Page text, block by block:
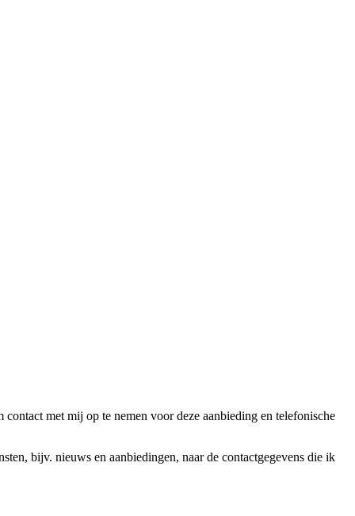
met mij op te nemen voor deze aanbieding en telefonische
bijv. nieuws en aanbiedingen, naar de contactgegevens die ik